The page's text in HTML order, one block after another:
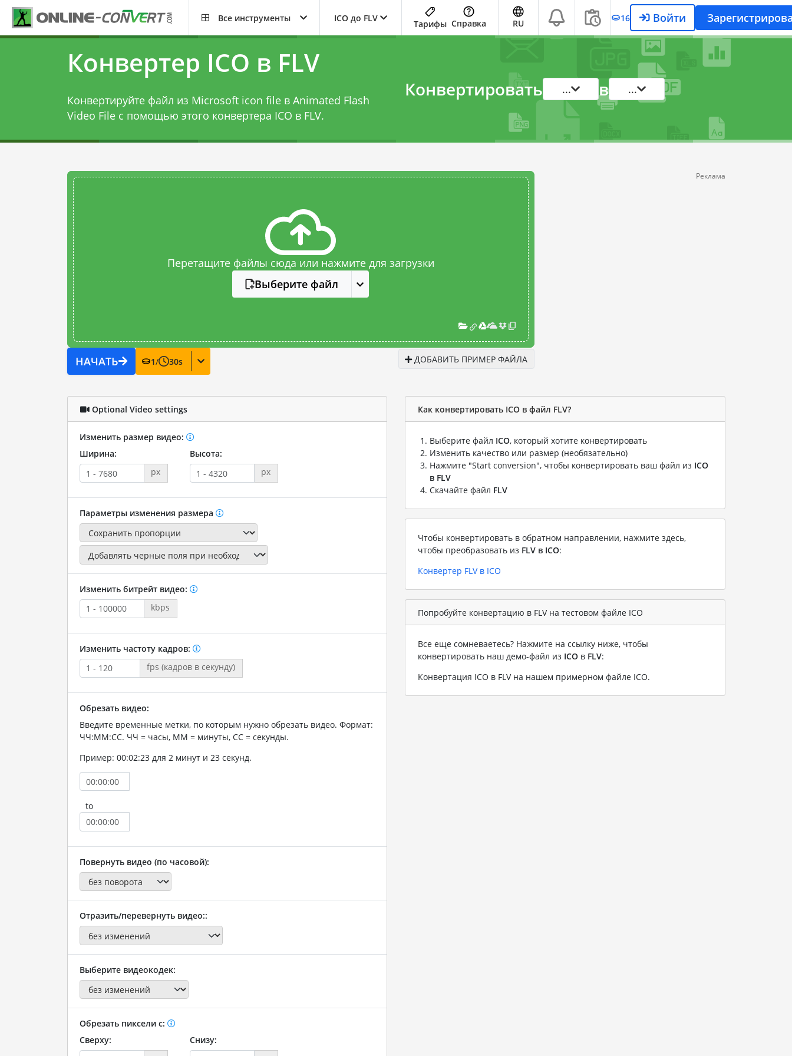
Все инструменты ICO до FLV
Тарифы Справка RU 16 Войти
Конвертер ICO в FLV
Конвертируйте файл из Microsoft icon file в Animated Flash
Video File с помощью этого конвертера ICO в FLV.
Конвертировать ... в ...
Перетащите файлы сюда или нажмите для загрузки
Выберите файл
НАЧАТЬ 1/ 30s ДОБАВИТЬ ПРИМЕР ФАЙЛА
Реклама
Optional Video settings
Изменить размер видео:
Ширина:
px
Высота:
px
Параметры изменения размера
Изменить битрейт видео:
kbps
Изменить частоту кадров:
fps (кадров в секунду)
Обрезать видео:
Введите временные метки, по которым нужно обрезать видео. Формат:
ЧЧ:ММ:СС. ЧЧ = часы, ММ = минуты, СС = секунды.
Пример: 00:02:23 для 2 минут и 23 секунд.
to
Повернуть видео (по часовой):
Отразить/перевернуть видео::
Выберите видеокодек:
Обрезать пиксели с:
Сверху:
Снизу:
Как конвертировать ICO в файл FLV?
Выберите файл ICO, который хотите конвертировать
Изменить качество или размер (необязательно)
Нажмите "Start conversion", чтобы конвертировать ваш файл из ICO
в FLV
Скачайте файл FLV
Чтобы конвертировать в обратном направлении, нажмите здесь,
чтобы преобразовать из FLV в ICO:
Конвертер FLV в ICO
Попробуйте конвертацию в FLV на тестовом файле ICO
Все еще сомневаетесь? Нажмите на ссылку ниже, чтобы
конвертировать наш демо-файл из ICO в FLV:
Конвертация ICO в FLV на нашем примерном файле ICO.